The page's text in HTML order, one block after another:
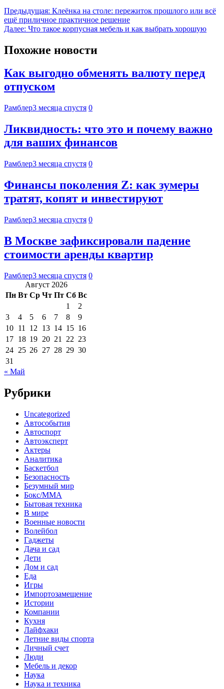
Предыдущая: Клеёнка на столе: пережиток прошлого или всё
ещё приличное практичное решение
Далее: Что такое корпусная мебель и как выбрать хорошую
Похожие новости
Как выгодно обменять валюту перед
отпуском
Рамблер3 месяца спустя 0
Ликвидность: что это и почему важно
для ваших финансов
Рамблер3 месяца спустя 0
Финансы поколения Z: как зумеры
тратят, копят и инвестируют
Рамблер3 месяца спустя 0
В Москве зафиксировали падение
стоимости аренды квартир
Рамблер3 месяца спустя 0
Август 2026
Пн Вт Ср Чт Пт Сб Вс
1
2
3
4 5 6 7 8
9
10 11 12 13 14 15 16
17 18 19 20 21 22 23
24 25 26 27 28 29 30
31
« Май
Рубрики
Uncategorized
Автособытия
Автоспорт
Автоэксперт
Актеры
Аналитика
Баскетбол
Безопасность
Безумный мир
Бокс/MMA
Бытовая техника
В мире
Военные новости
Волейбол
Гаджеты
Дача и сад
Дети
Дом и сад
Еда
Игры
Импортозамещение
Истории
Компании
Кухня
Лайфхаки
Летние виды спорта
Личный счет
Люди
Мебель и декор
Наука
Наука и техника